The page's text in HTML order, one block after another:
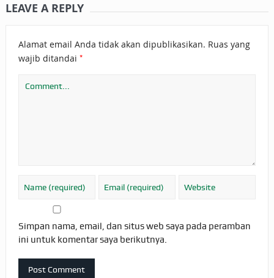
LEAVE A REPLY
Alamat email Anda tidak akan dipublikasikan. Ruas yang
wajib ditandai *
Simpan nama, email, dan situs web saya pada peramban
ini untuk komentar saya berikutnya.